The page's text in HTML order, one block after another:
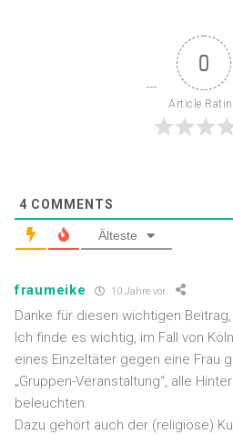
0
Article
4 COMMENTS
Älteste
fraumeike 10 Jahre vor
Danke für diesen wichtigen Beitrag,
Ich finde es wichtig, im Fall von
eines Einzeltäter gegen eine Frau
„Gruppen-Veranstaltung“, alle
beleuchten.
Dazu gehört auch der (religiöse)